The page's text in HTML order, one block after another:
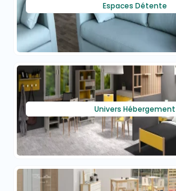
Espaces Détente
Univers Hébergement